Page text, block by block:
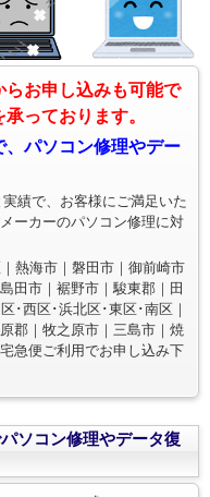
お申し込みも可能で
っております。
パソコン修理やデー
績で、お客様にご満足いた
ーカーのパソコン修理に対
熱海市｜磐田市｜御前崎市
田市｜裾野市｜駿東郡｜田
･西区･浜北区･東区･南区｜
郡｜牧之原市｜三島市｜焼
急便ご利用でお申し込み下
ソコン修理やデータ復